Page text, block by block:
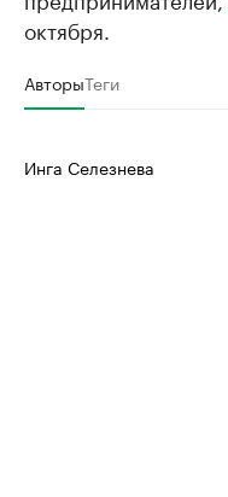
октября.
АвторыТеги
Инга Селезнева